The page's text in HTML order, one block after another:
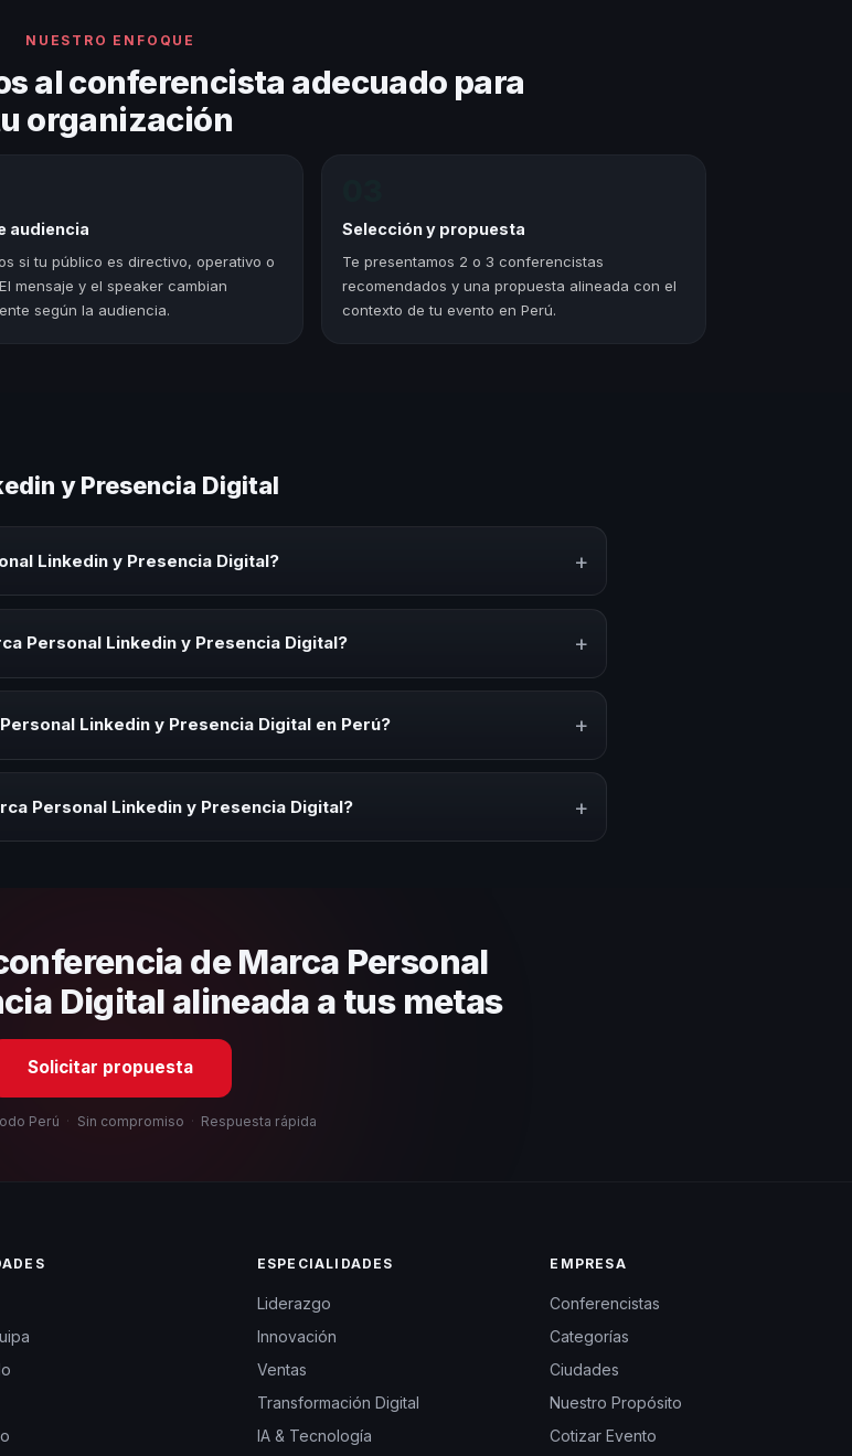
NUESTRO ENFOQUE
al conferencista adecuado para
organización
audiencia
si tu público es directivo, operativo o
mensaje y el speaker cambian
según la audiencia.
Selección y propuesta
Te presentamos 2 o 3 conferencistas
recomendados y una propuesta alineada con el
contexto de tu evento en Perú.
y Presencia Digital
Linkedin y Presencia Digital? +
Personal Linkedin y Presencia Digital? +
Linkedin y Presencia Digital en Perú? +
Personal Linkedin y Presencia Digital? +
de Marca Personal
Digital alineada a tus metas
Solicitar propuesta
Perú · Sin compromiso · Respuesta rápida
ESPECIALIDADES
Liderazgo
Innovación
Ventas
Transformación Digital
IA & Tecnología
EMPRESA
Conferencistas
Categorías
Ciudades
Nuestro Propósito
Cotizar Evento